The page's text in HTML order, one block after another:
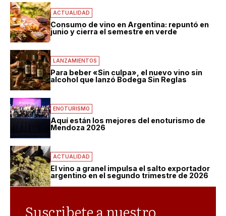
ACTUALIDAD
Consumo de vino en Argentina: repuntó en
junio y cierra el semestre en verde
LANZAMIENTOS
Para beber «Sin culpa», el nuevo vino sin
alcohol que lanzó Bodega Sin Reglas
ENOTURISMO
Aquí están los mejores del enoturismo de
Mendoza 2026
ACTUALIDAD
El vino a granel impulsa el salto exportador
argentino en el segundo trimestre de 2026
Suscribete a nuestro